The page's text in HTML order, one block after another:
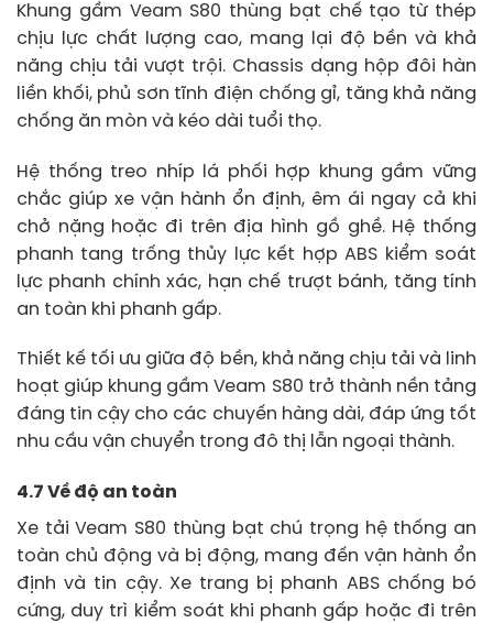
Khung gầm Veam S80 thùng bạt chế tạo từ thép
chịu lực chất lượng cao, mang lại độ bền và khả
năng chịu tải vượt trội. Chassis dạng hộp đôi hàn
liền khối, phủ sơn tĩnh điện chống gỉ, tăng khả năng
chống ăn mòn và kéo dài tuổi thọ.
Hệ thống treo nhíp lá phối hợp khung gầm vững
chắc giúp xe vận hành ổn định, êm ái ngay cả khi
chở nặng hoặc đi trên địa hình gồ ghề. Hệ thống
phanh tang trống thủy lực kết hợp ABS kiểm soát
lực phanh chính xác, hạn chế trượt bánh, tăng tính
an toàn khi phanh gấp.
Thiết kế tối ưu giữa độ bền, khả năng chịu tải và linh
hoạt giúp khung gầm Veam S80 trở thành nền tảng
đáng tin cậy cho các chuyến hàng dài, đáp ứng tốt
nhu cầu vận chuyển trong đô thị lẫn ngoại thành.
4.7 Về độ an toàn
Xe tải Veam S80 thùng bạt chú trọng hệ thống an
toàn chủ động và bị động, mang đến vận hành ổn
định và tin cậy. Xe trang bị phanh ABS chống bó
cứng, duy trì kiểm soát khi phanh gấp hoặc đi trên